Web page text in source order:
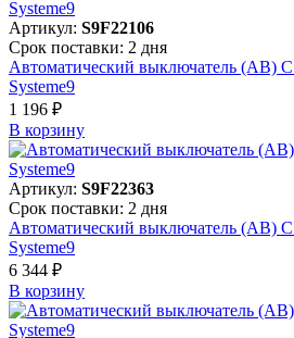
Артикул: S9F22106
Срок поставки: 2 дня
Автоматический выключатель (АВ)
Systeme9
1 196 ₽
В корзинy
Артикул: S9F22363
Срок поставки: 2 дня
Автоматический выключатель (АВ)
Systeme9
6 344 ₽
В корзинy